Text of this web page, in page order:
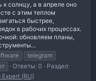
к солнцу, а в апреле оно
с этим теплом
быстрее,
в рабочих процессах.
обновляем планы,
telegram
Ответы: 0
Раздел:
(RU)